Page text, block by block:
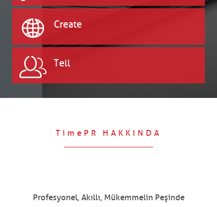
Create
Tell
TimePR HAKKINDA
Profesyonel, Akıllı, Mükemmelin Peşinde